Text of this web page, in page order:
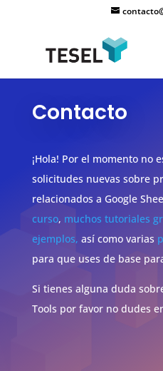
Contacto
¡Hola! Por el momento no
solicitudes nuevas sobre
relacionados a Google
curso, muchos tutoriales
ejemplos, así como varias
para que uses de base
Si tienes alguna duda
Tools por favor no dudes